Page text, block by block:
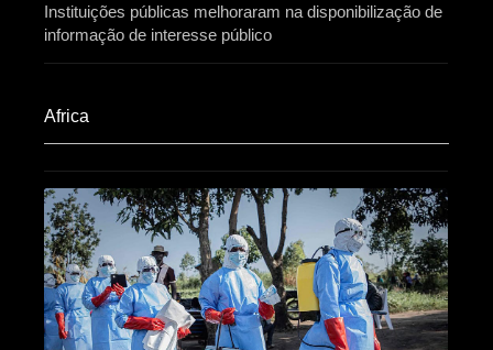
Instituições públicas melhoraram na disponibilização de
informação de interesse público
Africa​